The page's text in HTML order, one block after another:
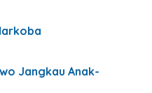
Jangkau Anak-